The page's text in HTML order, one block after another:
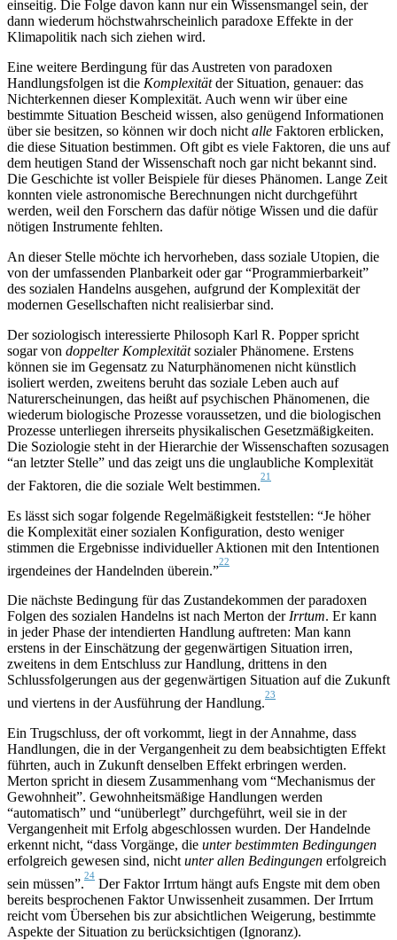
einseitig. Die Folge davon kann nur ein Wissensmangel sein, der
dann wiederum höchstwahrscheinlich paradoxe Effekte in der
Klimapolitik nach sich ziehen wird.
Eine weitere Berdingung für das Austreten von paradoxen
Handlungsfolgen ist die Komplexitätder Situation, genauer: das
Nichterkennen dieser Komplexität. Auch wenn wir über eine
bestimmte Situation Bescheid wissen, also genügend Informationen
über sie besitzen, so können wir doch nicht alle Faktoren erblicken,
die diese Situation bestimmen. Oft gibt es viele Faktoren, die uns auf
dem heutigen Stand der Wissenschaft noch gar nicht bekannt sind.
Die Geschichte ist voller Beispiele für dieses Phänomen. Lange Zeit
konnten viele astronomische Berechnungen nicht durchgeführt
werden, weil den Forschern das dafür nötige Wissen und die dafür
nötigen Instrumente fehlten.
An dieser Stelle möchte ich hervorheben, dass soziale Utopien, die
von der umfassenden Planbarkeit oder gar “Programmierbarkeit”
des sozialen Handelns ausgehen, aufgrund der Komplexität der
modernen Gesellschaften nicht realisierbar sind.
Der soziologisch interessierte Philosoph Karl R. Popper spricht
sogar von doppelter Komplexitätsozialer Phänomene. Erstens
können sie im Gegensatz zu Naturphänomenen nicht künstlich
isoliert werden, zweitens beruht das soziale Leben auch auf
Naturerscheinungen, das heißt auf psychischen Phänomenen, die
wiederum biologische Prozesse voraussetzen, und die biologischen
Prozesse unterliegen ihrerseits physikalischen Gesetzmäßigkeiten.
Die Soziologie steht in der Hierarchie der Wissenschaften sozusagen
“an letzter Stelle” und das zeigt uns die unglaubliche Komplexität
der Faktoren, die die soziale Welt bestimmen.
21
Es lässt sich sogar folgende Regelmäßigkeit feststellen: “Je höher
die Komplexität einer sozialen Konfiguration, desto weniger
stimmen die Ergebnisse individueller Aktionen mit den Intentionen
irgendeines der Handelnden überein.”
22
Die nächste Bedingung für das Zustandekommen der paradoxen
Folgen des sozialen Handelns ist nach Merton derIrrtum. Er kann
in jeder Phase der intendierten Handlung auftreten: Man kann
erstens in der Einschätzung der gegenwärtigen Situation irren,
zweitens in dem Entschluss zur Handlung, drittens in den
Schlussfolgerungen aus der gegenwärtigen Situation auf die Zukunft
und viertens in der Ausführung der Handlung.
23
Ein Trugschluss, der oft vorkommt, liegt in der Annahme, dass
Handlungen, die in der Vergangenheit zu dem beabsichtigten Effekt
führten, auch in Zukunft denselben Effekt erbringen werden.
Merton spricht in diesem Zusammenhang vom “Mechanismus der
Gewohnheit”. Gewohnheitsmäßige Handlungen werden
“automatisch” und “unüberlegt” durchgeführt, weil sie in der
Vergangenheit mit Erfolg abgeschlossen wurden. Der Handelnde
erkennt nicht, “dass Vorgänge, die unter bestimmten Bedingungen
erfolgreich gewesen sind, nicht unter allen Bedingungen erfolgreich
sein müssen”.
24
Der Faktor Irrtum hängt aufs Engste mit dem oben
bereits besprochenen Faktor Unwissenheit zusammen. Der Irrtum
reicht vom Übersehen bis zur absichtlichen Weigerung, bestimmte
Aspekte der Situation zu berücksichtigen (Ignoranz).